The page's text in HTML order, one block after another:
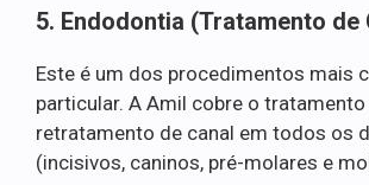
5. Endodontia (Tratamento de
Este é um dos procedimentos mais
particular. A Amil cobre o tratamento
retratamento de canal em todos os
(incisivos, caninos, pré-molares e